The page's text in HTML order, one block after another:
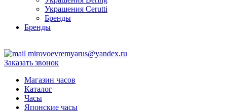
Украшения Cerutti
Бренды
Бренды
mirovoevremyarus@yandex.ru
Заказать звонок
Магазин часов
Каталог
Часы
Японские часы